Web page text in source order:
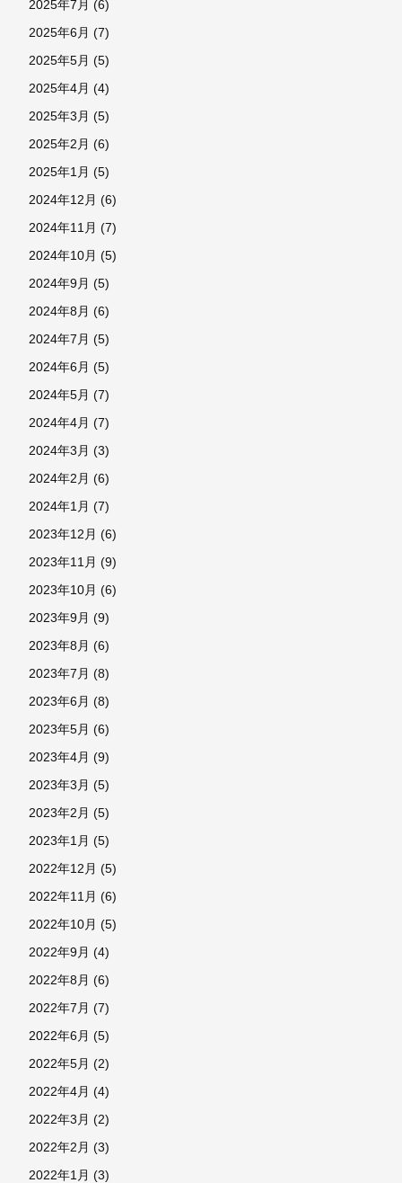
2025年7月 (6)
2025年6月 (7)
2025年5月 (5)
2025年4月 (4)
2025年3月 (5)
2025年2月 (6)
2025年1月 (5)
2024年12月 (6)
2024年11月 (7)
2024年10月 (5)
2024年9月 (5)
2024年8月 (6)
2024年7月 (5)
2024年6月 (5)
2024年5月 (7)
2024年4月 (7)
2024年3月 (3)
2024年2月 (6)
2024年1月 (7)
2023年12月 (6)
2023年11月 (9)
2023年10月 (6)
2023年9月 (9)
2023年8月 (6)
2023年7月 (8)
2023年6月 (8)
2023年5月 (6)
2023年4月 (9)
2023年3月 (5)
2023年2月 (5)
2023年1月 (5)
2022年12月 (5)
2022年11月 (6)
2022年10月 (5)
2022年9月 (4)
2022年8月 (6)
2022年7月 (7)
2022年6月 (5)
2022年5月 (2)
2022年4月 (4)
2022年3月 (2)
2022年2月 (3)
2022年1月 (3)